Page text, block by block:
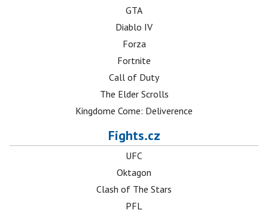
GTA
Diablo IV
Forza
Fortnite
Call of Duty
The Elder Scrolls
Kingdome Come: Deliverence
Fights.cz
UFC
Oktagon
Clash of The Stars
PFL